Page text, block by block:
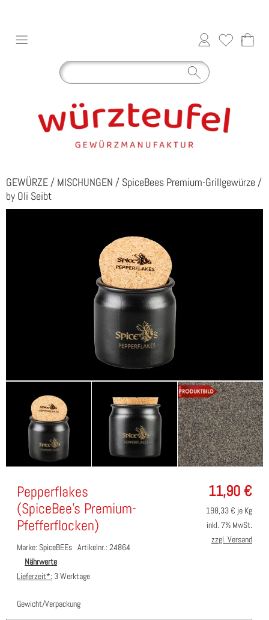
GEWÜRZE / MISCHUNGEN / SpiceBees Premium-Grillgewürze /
by Oli Seibt
11,90 €
Pepperflakes
(SpiceBee's Premium-
Pfefferflocken)
Marke: SpiceBEEs Artikelnr.: 24864
Nährwerte
Lieferzeit*: 3 Werktage
198,33€ je Kg
inkl. 7% MwSt.
zzgl. Versand
Gewicht/Verpackung